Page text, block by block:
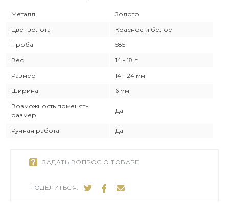
Металл
Золото
Цвет золота
Красное и белое
Проба
585
Вес
14 - 18 г
Размер
14 - 24 мм
Ширина
6 мм
Возможность поменять
размер
Да
Ручная работа Да
ЗАДАТЬ ВОПРОС О ТОВАРЕ
ПОДЕЛИТЬСЯ: